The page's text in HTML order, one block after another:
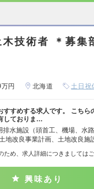
木技術者 ＊募集
円 北海道 土日祝
すすめする求人です。 こちら
しておりま…
排水施設（頭首工、機場、水
地改良事業計画、土地改良施
ため、求人詳細につきましては
興味あり